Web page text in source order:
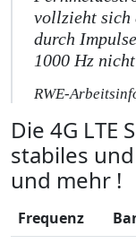
vollzieht sich
durch
1000 Hz
RWE-
Die 4G LTE
stabiles
und mehr !
Frequenz